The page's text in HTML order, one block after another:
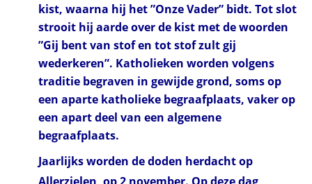
kist, waarna hij het ”Onze Vader” bidt. Tot slot
strooit hij aarde over de kist met de woorden
”Gij bent van stof en tot stof zult gij
wederkeren”. Katholieken worden volgens
traditie begraven in gewijde grond, soms op
een aparte katholieke begraafplaats, vaker op
een apart deel van een algemene
begraafplaats.
Jaarlijks worden de doden herdacht op